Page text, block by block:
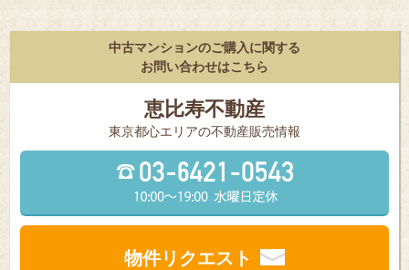
中古マンションのご購入に関する
お問い合わせはこちら
恵比寿不動産
東京都⼼エリアの不動産販売情報
物件リクエスト